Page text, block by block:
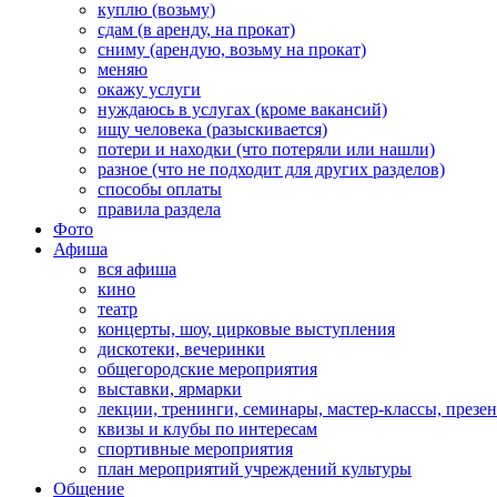
куплю (возьму)
сдам (в аренду, на прокат)
сниму (арендую, возьму на прокат)
меняю
окажу услуги
нуждаюсь в услугах (кроме вакансий)
ищу человека (разыскивается)
потери и находки (что потеряли или нашли)
разное (что не подходит для других разделов)
способы оплаты
правила раздела
Фото
Афиша
вся афиша
кино
театр
концерты, шоу, цирковые выступления
дискотеки, вечеринки
общегородские мероприятия
выставки, ярмарки
лекции, тренинги, семинары, мастер-классы,
квизы и клубы по интересам
спортивные мероприятия
план мероприятий учреждений культуры
Общение